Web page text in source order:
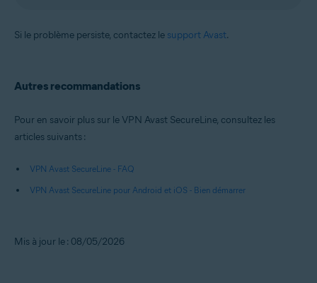
Si le problème persiste, contactez le support Avast.
Autres recommandations
Pour en savoir plus sur le VPN Avast SecureLine, consultez les
articles suivants :
VPN Avast SecureLine - FAQ
VPN Avast SecureLine pour Android et iOS - Bien démarrer
Mis à jour le : 08/05/2026